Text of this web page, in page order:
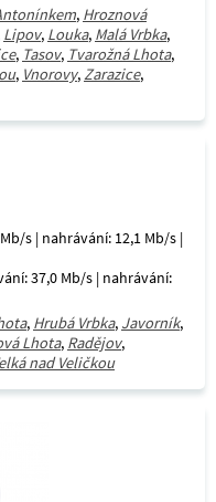
, Hroznová
Lipov, Louka, Malá Vrbka,
, Tasov, Tvarožná Lhota,
, Vnorovy,Zarazice,
s | nahrávání: 12,1 Mb/s |
37,0 Mb/s | nahrávání:
, Hrubá Vrbka, Javorník,
Lhota, Radějov,
nad Veličkou